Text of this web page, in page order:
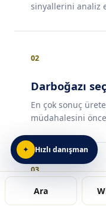
sinyallerini analiz
02
Darboğazı seç
En çok sonuç
müdahalesini
03
Sistemi
Ara
✦ Hızlı danışman